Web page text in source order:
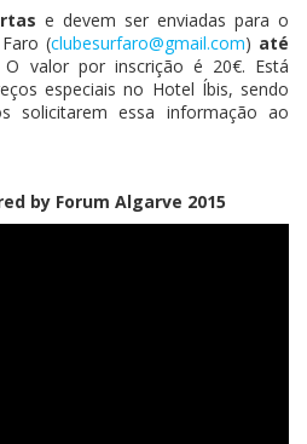
e devem ser enviadas para o
(clubesurfaro@gmail.com) até
O valor por inscrição é 20€. Está
especiais no Hotel Íbis, sendo
solicitarem essa informação ao
by Forum Algarve 2015